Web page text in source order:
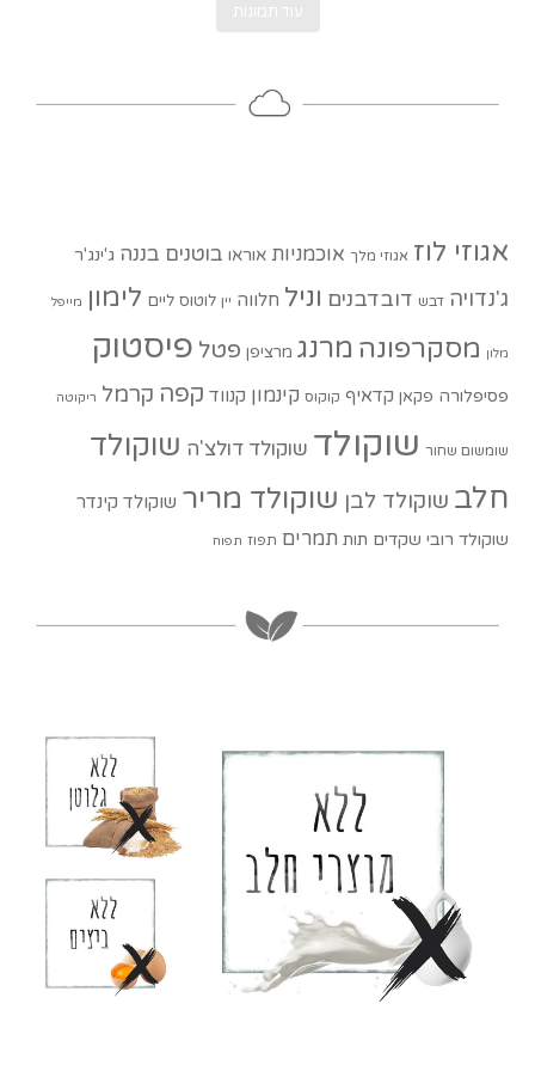
אגוזי לוז אגוזי מלך אוכמניות אוראו בוטנים בננה ג'ינג'ר
ג'נדויה דבש דובדבנים וניל חלווה יין לוטוס ליים לימון מייפל
מלון מסקרפונה מרנג מרציפן פטל פיסטוק
פסיפלורה פקאן קדאיף קוקוס קינמון קנווד קפה קרמל ריקוטה
שומשום שחור שוקולד שוקולד דולצ'ה שוקולד
חלב שוקולד לבן שוקולד מריר שוקולד קינדר
שוקולד רובי שקדים תות תמרים תפוז תפוח